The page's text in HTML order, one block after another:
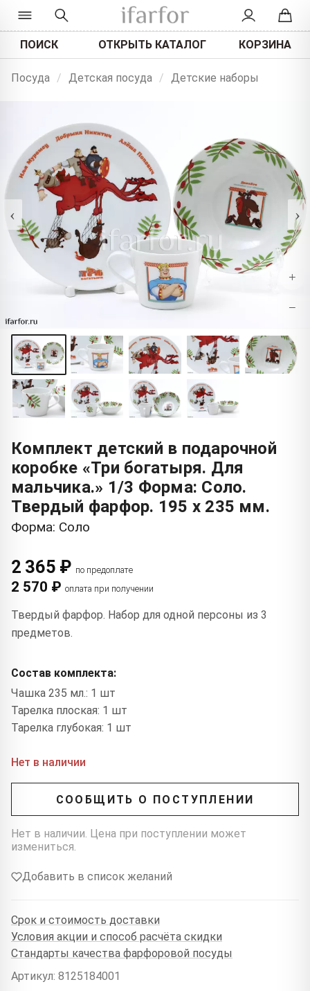
ПОИСК ОТКРЫТЬ КАТАЛОГ КОРЗИНА
Посуда / Детская посуда / Детские наборы
‹ ›
+
−
Комплект детский в подарочной
коробке «Три богатыря. Для
мальчика.» 1/3 Форма: Соло.
Твердый фарфор. 195 x 235 мм.
Форма: Соло
2 365 ₽ по предоплате
2 570 ₽ оплата при получении
Твердый фарфор. Набор для одной персоны из 3
предметов.
Состав комплекта:
Чашка 235 мл.: 1 шт
Тарелка плоская: 1 шт
Тарелка глубокая: 1 шт
Нет в наличии
СООБЩИТЬ О ПОСТУПЛЕНИИ
Нет в наличии. Цена при поступлении может
измениться.
Добавить в список желаний
Срок и стоимость доставки
Условия акции и способ расчёта скидки
Стандарты качества фарфоровой посуды
Артикул: 8125184001